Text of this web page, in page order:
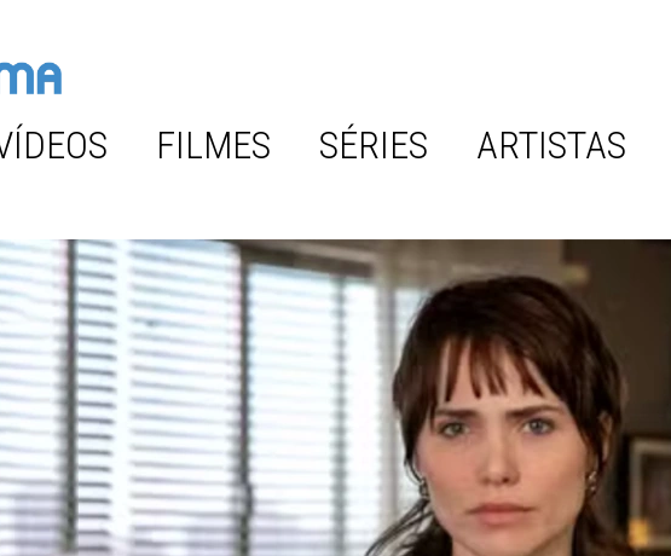
FILMES SÉRIES ARTISTAS